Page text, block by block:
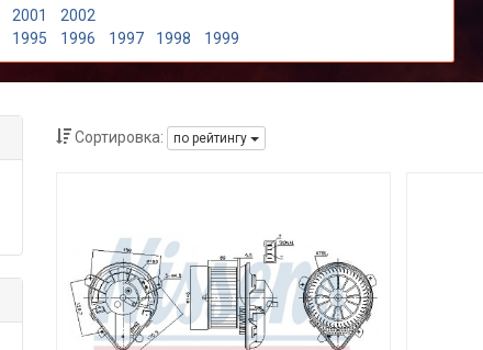
2001
2002
1995 1996 1997 1998 1999
Сортировка: по рейтингу